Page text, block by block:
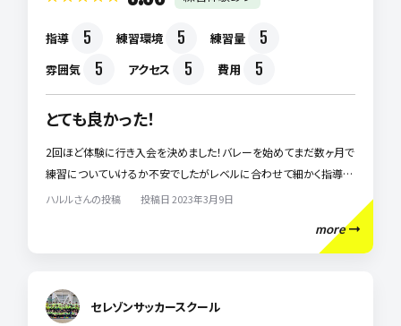
指導 5 練習環境 5 練習量 5
雰囲気 5 アクセス 5 費用 5
とても良かった！
2回ほど体験に行き入会を決めました！バレーを始めてまだ数ヶ月で
練習についていけるか不安でしたがレベルに合わせて細かく指導し
て下さいます。親の負担もなく通わせやすいと感じました！指導者の
ハルルさんの投稿 投稿日 2023年3月9日
more
セレゾンサッカースクール